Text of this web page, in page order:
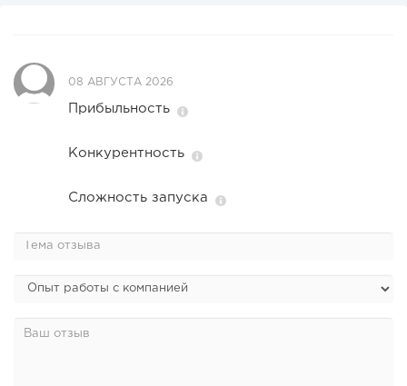
103
От стартапа за 30 тысяч рублей до бизнеса стоимостью
08 АВГУСТА 2026
Прибыльность
Конкурентность
Сложность запуска